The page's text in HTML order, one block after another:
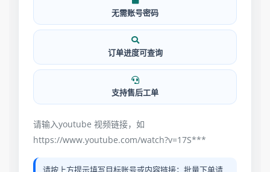
无需账号密码
订单进度可查询
支持售后工单
请输入youtube 视频链接，如
https://www.youtube.com/watch?v=17S***
请按上方提示填写目标账号或内容链接；批量下单请